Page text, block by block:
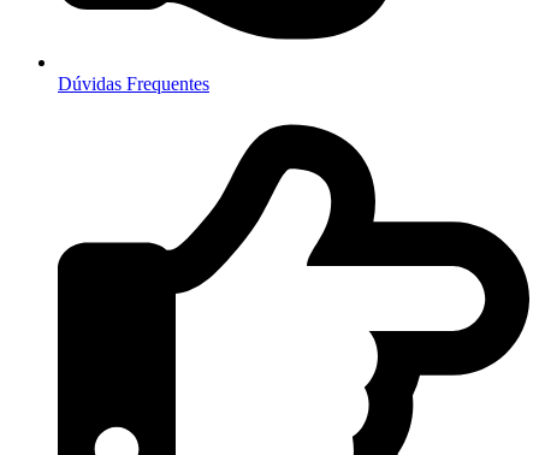
Dúvidas Frequentes